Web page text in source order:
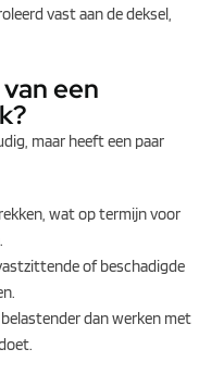
vast aan de deksel,
een
maar heeft een paar
wat op termijn voor
of beschadigde
dan werken met